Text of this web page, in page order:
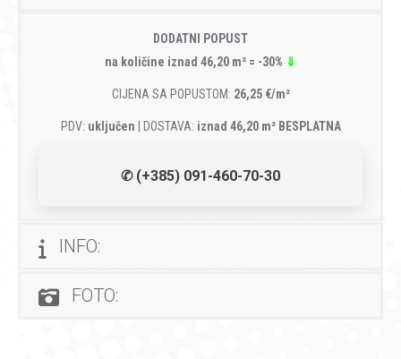
DODATNI POPUST
na količine iznad 46,20 m² = -30% ⇓
CIJENA SA POPUSTOM: 26,25 €/m²
PDV: uključen | DOSTAVA: iznad 46,20 m² BESPLATNA
✆ (+385) 091-460-70-30
INFO:
FOTO: